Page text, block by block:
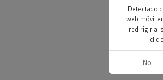
Detectado
web móvil
redirigir al
clic
No